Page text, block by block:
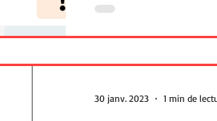
transcription est
votre transcription
30 janv. 2023 1 min de